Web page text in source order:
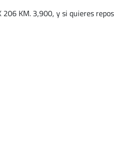
206 KM. 3,900, y si quieres